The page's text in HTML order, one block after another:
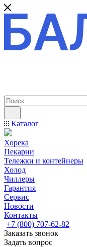
Каталог
Хорека
Пекарни
Тележки и контейнеры
Холод
Чиллеры
Гарантия
Сервис
Новости
Контакты
+7 (800) 707-62-82
Заказать звонок
Задать вопрос